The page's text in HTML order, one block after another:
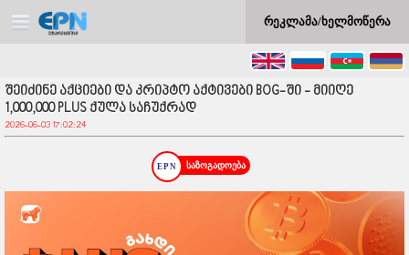
რეკლამა/ხელმოწერა
შეიძინე აქციები და კრიპტო აქტივები BOG-ში - მიიღე
1,000,000 PLUS ქულა საჩუქრად
2026-06-03 17:02:24
საზოგადოება